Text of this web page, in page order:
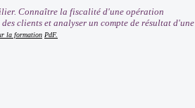
Connaître la fiscalité d'une opération
clients et analyser un compte de résultat d'une
la formation PdF.